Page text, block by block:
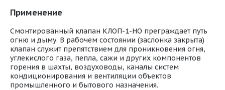
Применение
Смонтированный клапан КЛОП-1-НО преграждает путь
огню и дыму. В рабочем состоянии (заслонка закрыта)
клапан служит препятствием для проникновения огня,
углекислого газа, пепла, сажи и других компонентов
горения в шахты, воздуховоды, каналы систем
кондиционирования и вентиляции объектов
промышленного и бытового назначения.